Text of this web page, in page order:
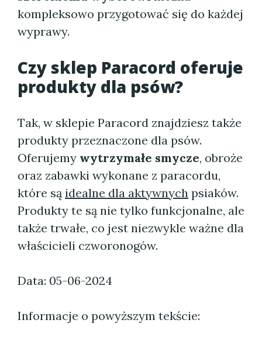
kompleksowo przygotować się do każdej
wyprawy.
Czy sklep Paracord oferuje
produkty dla psów?
Tak, w sklepie Paracord znajdziesz także
produkty przeznaczone dla psów.
Oferujemy wytrzymałe smycze, obroże
oraz zabawki wykonane z paracordu,
które są idealne dla aktywnych psiaków.
Produkty te są nie tylko funkcjonalne, ale
także trwałe, co jest niezwykle ważne dla
właścicieli czworonogów.
Data: 05-06-2024
Informacje o powyższym tekście: